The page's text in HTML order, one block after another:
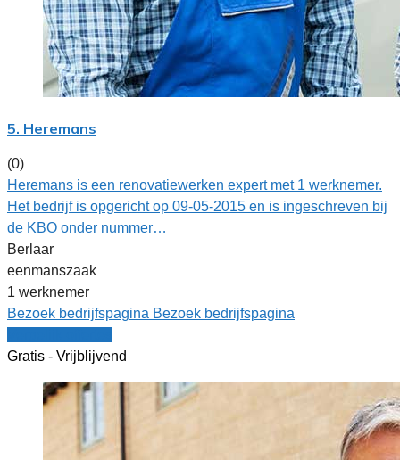
5. Heremans
(0)
Heremans is een renovatiewerken expert met 1 werknemer.
Het bedrijf is opgericht op 09-05-2015 en is ingeschreven bij
de KBO onder nummer…
Berlaar
eenmanszaak
1 werknemer
Bezoek bedrijfspagina Bezoek bedrijfspagina
Gratis - Vrijblijvend